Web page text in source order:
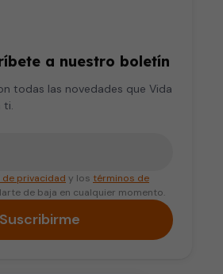
a nuestro boletín
todas las novedades que Vida
privacidad y los términos de
de baja en cualquier momento.
Suscribirme